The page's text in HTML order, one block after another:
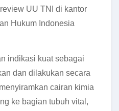
UU TNI di kantor
Hukum Indonesia
indikasi kuat sebagai
dan dilakukan secara
cairan kimia
ke bagian tubuh vital,